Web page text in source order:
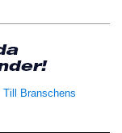
Till Branschens